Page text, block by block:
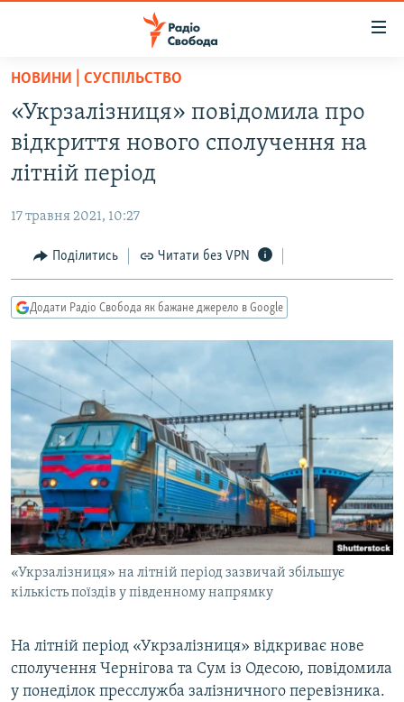
Перейти
основного
матеріалу
Перейти
до
основної
навігації
Перейти
до
пошуку
ВСЕ ЗА ДОБУ
СТАТТІ
ЕКОНОМІКА
СУСПІЛЬСТВО
УКРАЇНА
РОСІЙСЬКА «ФІЛЬТРАЦІЯ»
ДОНБАС.РЕАЛІЇ
ТИ ЯК?
СХЕМИ
КИТАЙ.ВИКЛИКИ
МУЛЬТИМЕДІА
ФОТО
СПЕЦПРОЄКТИ
ПОДКАСТИ
КРИМ РЕАЛІЇ
РУС
КТАТ
НОВИНИ | СУСПІЛЬСТВО
«Укрзалізниця» повідомила про
відкриття нового сполучення на
літній період
17 травня 2021, 10:27
Поділитись Читати без VPN
Додати Радіо Свобода як бажане джерело в Google
«Укрзалізниця» на літній період зазвичай збільшує
кількість поїздів у південному напрямку
На літній період «Укрзалізниця» відкриває нове
сполучення Чернігова та Сум із Одесою, повідомила
у понеділок пресслужба залізничного перевізника.